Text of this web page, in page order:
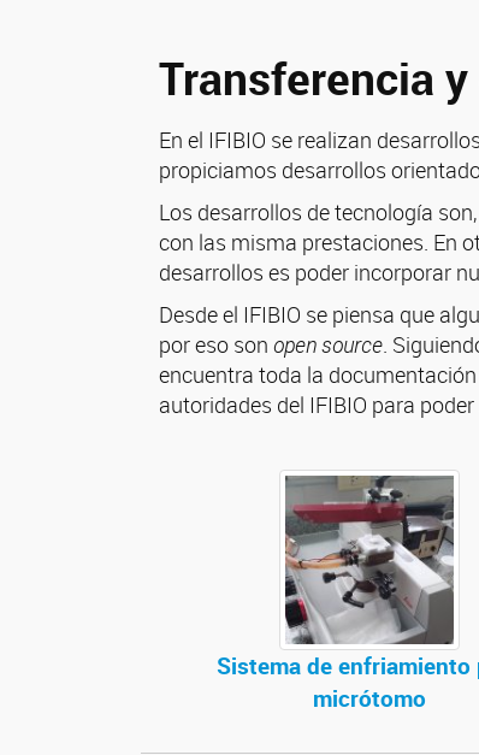
Transferencia
En el IFIBIO se realizan
propiciamos desarrollos
Los desarrollos de tecnología
con las misma prestaciones. En
desarrollos es poder incorporar
Desde el IFIBIO se piensa que
por eso son open source .
encuentra toda la
autoridades del IFIBIO para poder
Sistema de enfriamiento
micrótomo